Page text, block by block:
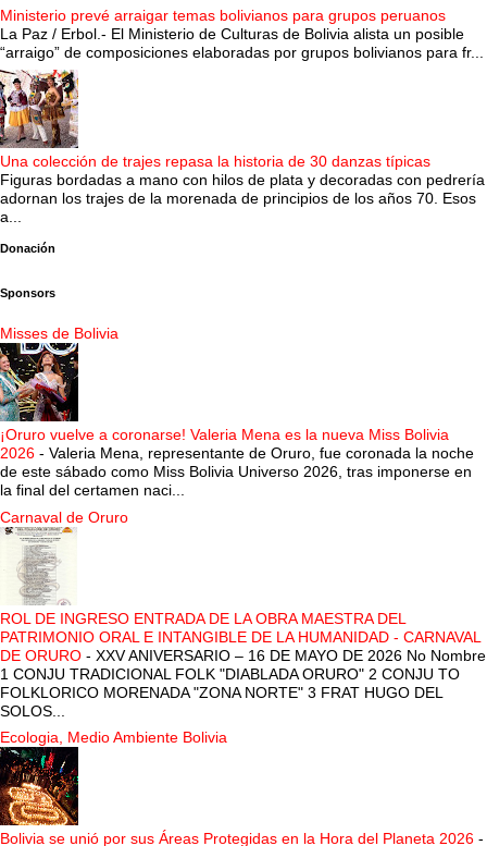
Ministerio prevé arraigar temas bolivianos para grupos peruanos
La Paz / Erbol.- El Ministerio de Culturas de Bolivia alista un posible
“arraigo” de composiciones elaboradas por grupos bolivianos para fr...
Una colección de trajes repasa la historia de 30 danzas típicas
Figuras bordadas a mano con hilos de plata y decoradas con pedrería
adornan los trajes de la morenada de principios de los años 70. Esos
a...
Donación
Sponsors
Misses de Bolivia
¡Oruro vuelve a coronarse! Valeria Mena es la nueva Miss Bolivia
2026 - Valeria Mena, representante de Oruro, fue coronada la noche
de este sábado como Miss Bolivia Universo 2026, tras imponerse en
la final del certamen naci...
Carnaval de Oruro
ROL DE INGRESO ENTRADA DE LA OBRA MAESTRA DEL
PATRIMONIO ORAL E INTANGIBLE DE LA HUMANIDAD - CARNAVAL
DE ORURO - XXV ANIVERSARIO – 16 DE MAYO DE 2026 No Nombre
1 CONJU TRADICIONAL FOLK "DIABLADA ORURO" 2 CONJU TO
FOLKLORICO MORENADA "ZONA NORTE" 3 FRAT HUGO DEL
SOLOS...
Ecologia, Medio Ambiente Bolivia
Bolivia se unió por sus Áreas Protegidas en la Hora del Planeta 2026 -